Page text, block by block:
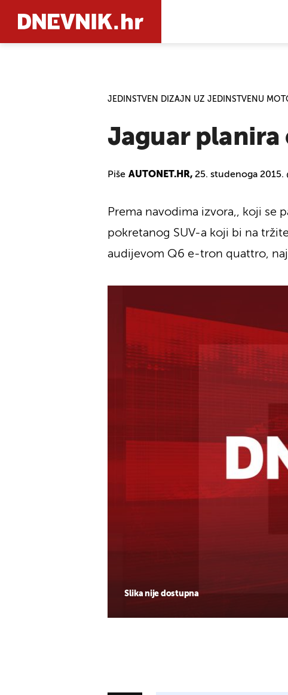
JEDINSTVEN DIZAJN UZ JEDINSTVENU
Jaguar planira
Piše AUTONET.HR, 25. studenoga 2015.
Slika nije dostupna
Prema navodima izvora,, koji se
pokretanog SUV-a koji bi na
audijevom Q6 e-tron quattro,